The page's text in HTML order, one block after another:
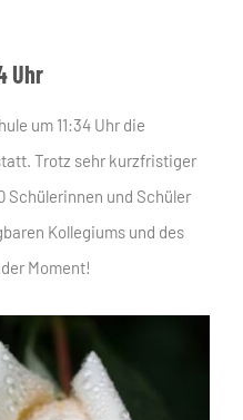
Uhr
um 11:34 Uhr die
Trotz sehr kurzfristiger
Schülerinnen und Schüler
Kollegiums und des
Moment!